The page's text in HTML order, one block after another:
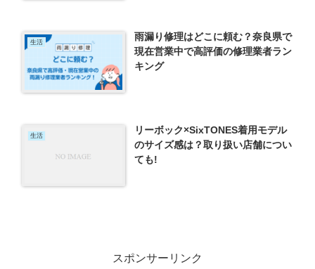
生活
雨漏り修理はどこに頼む？奈良県で
現在営業中で高評価の修理業者ラン
キング
生活
リーボック×SixTONES着用モデル
のサイズ感は？取り扱い店舗につい
ても!
スポンサーリンク